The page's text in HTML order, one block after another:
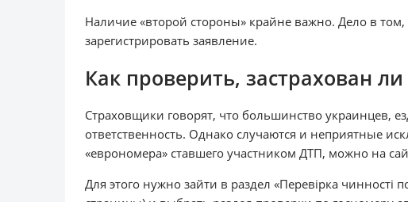
Наличие «второй стороны» крайне важно. Дело в
зарегистрировать заявление.
Как проверить, застрахован
Страховщики говорят, что большинство украинцев,
ответственность. Однако случаются и неприятные
«еврономера» ставшего участником ДТП, можно на
Для этого нужно зайти в раздел «Перевірка чинності